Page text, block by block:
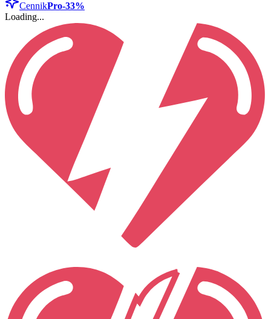
CennikPro-33%
Loading...